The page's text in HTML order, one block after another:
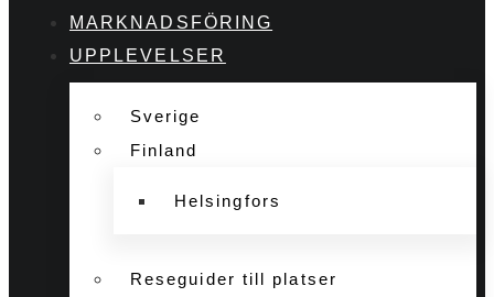
MARKNADSFÖRING
UPPLEVELSER
Sverige
Finland
Helsingfors
Reseguider till platser